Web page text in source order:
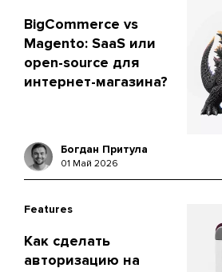
BigCommerce vs
Magento: SaaS или
open-source для
интернет-магазина?
Богдан Притула
01 Май 2026
Features
Как сделать
авторизацию на